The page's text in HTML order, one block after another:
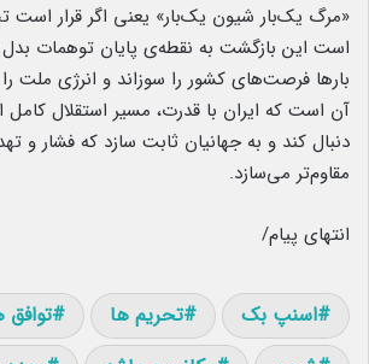
«مرگ یک‌بار شیون یک‌بار» یعنی اگر قرار است
است این بازگشت به نقطه‌ی پایان توهمات
بارها فرصت‌های کشور را سوزاند و انرژی ملت را
آن است که ایران با قدرت، مسیر استقلال کامل
دنبال کند و به جهانیان ثابت سازد که فشار و
مقاوم‌تر می‌سازد.
انتهای پیام/
اسنپ بک تحریم ها